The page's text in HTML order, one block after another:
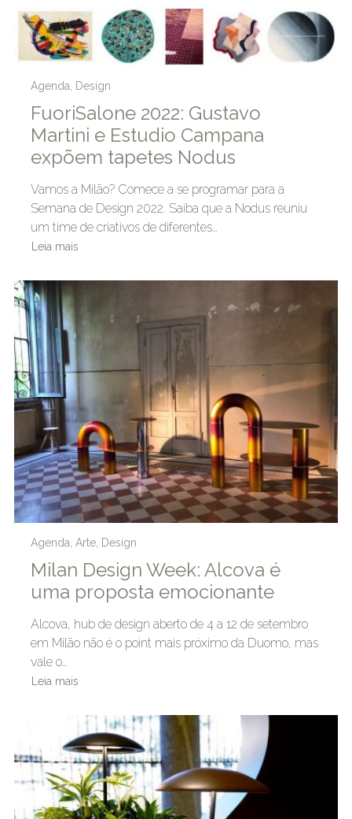
Agenda, Design
FuoriSalone 2022: Gustavo
Martini e Estudio Campana
expõem tapetes Nodus
Vamos a Milão? Comece a se programar para a
Semana de Design 2022. Saiba que a Nodus reuniu
um time de criativos de diferentes…
Leia mais
Agenda Arte, Design
Milan Design Week: Alcova é
uma proposta emocionante
Alcova, hub de design aberto de 4 a 12 de setembro
em Milão não é o point mais próximo da Duomo, mas
vale o…
Leia mais